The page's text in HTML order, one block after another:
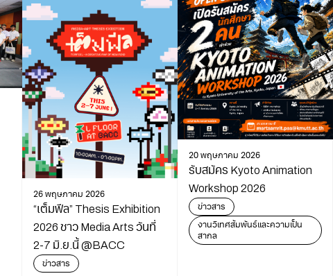
26 พฤษภาคม 2026
“เต็มฟีล” Thesis Exhibition
2026 ชาว Media Arts วันที่
2-7 มิ.ย.นี้ @BACC
ข่าวสาร
20 พฤษภาคม 2026
รับสมัคร Kyoto Animation
Workshop 2026
ข่าวสาร
งานวิเทศสัมพันธ์และความเป็น
สากล